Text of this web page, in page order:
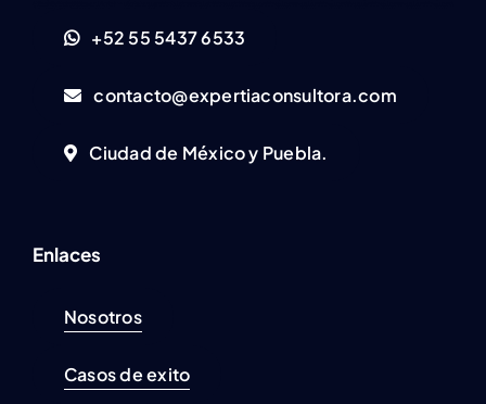
+52 55 5437 6533
contacto@expertiaconsultora.com
Ciudad de México y Puebla.
Enlaces
Nosotros
Casos de exito